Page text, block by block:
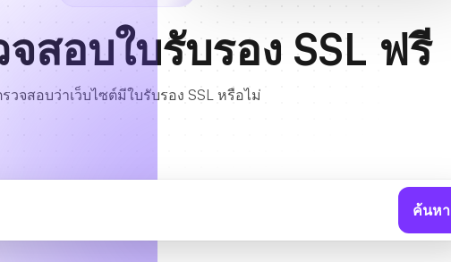
จสอบใบรับรอง SSL ฟรี
วจสอบว่าเว็บไซต์มีใบรับรอง SSL หรือไม่
ค้นหา